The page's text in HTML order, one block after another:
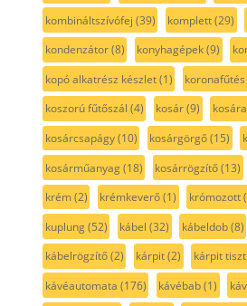
kombináltszívófej (39) komplett(29)
kondenzátor(8) konyhagépek(9)
kopó alkatrész készlet(1) koronafűtés
koszorú fűtőszál (4) kosár(9)
kosárcsapágy(10) kosárgörgő(15)
kosárműanyag(18) kosárrögzítő(13)
krém(2) krémkeverő(1) krómozott
kuplung(52) kábel (32) kábeldob(8)
kábelrögzítő(2) kárpit(2) kárpit
kávéautomata (176) kávébab(1)